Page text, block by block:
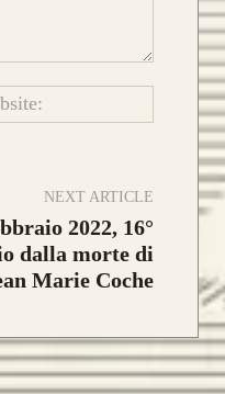
Website:
NEXT ARTICLE
2022, 16°
dalla morte di
Marie Coche